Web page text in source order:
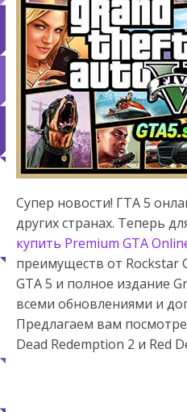
Супер новости! ГТА 5
других странах. Теперь
купить Premium GTA
преимуществ от Rockstar
GTA 5 и полное издание
всеми обновлениями и
Предлагаем вам
Dead Redemption 2 и Red